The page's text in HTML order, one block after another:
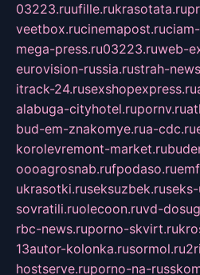
03223.ruufille.rukrasotata.ru
veetbox.rucinemapost.ru
mega-press.ru03223.ruweb-
eurovision-russia.rustrah-
itrack-24.rusexshopexpress.ru
alabuga-cityhotel.rupornv.ru
bud-em-znakomye.rua-cdc.ru
korolevremont-market.ru
oooagrosnab.rufpodaso.ru
ukrasotki.ruseksuzbek.ru
sovratili.ruolecoon.ruvd-
rbc-news.ruporno-skvirt.ru
13autor-kolonka.rusormol.ru
hostserve.ruporno-na-